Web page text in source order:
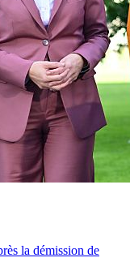
la démission de